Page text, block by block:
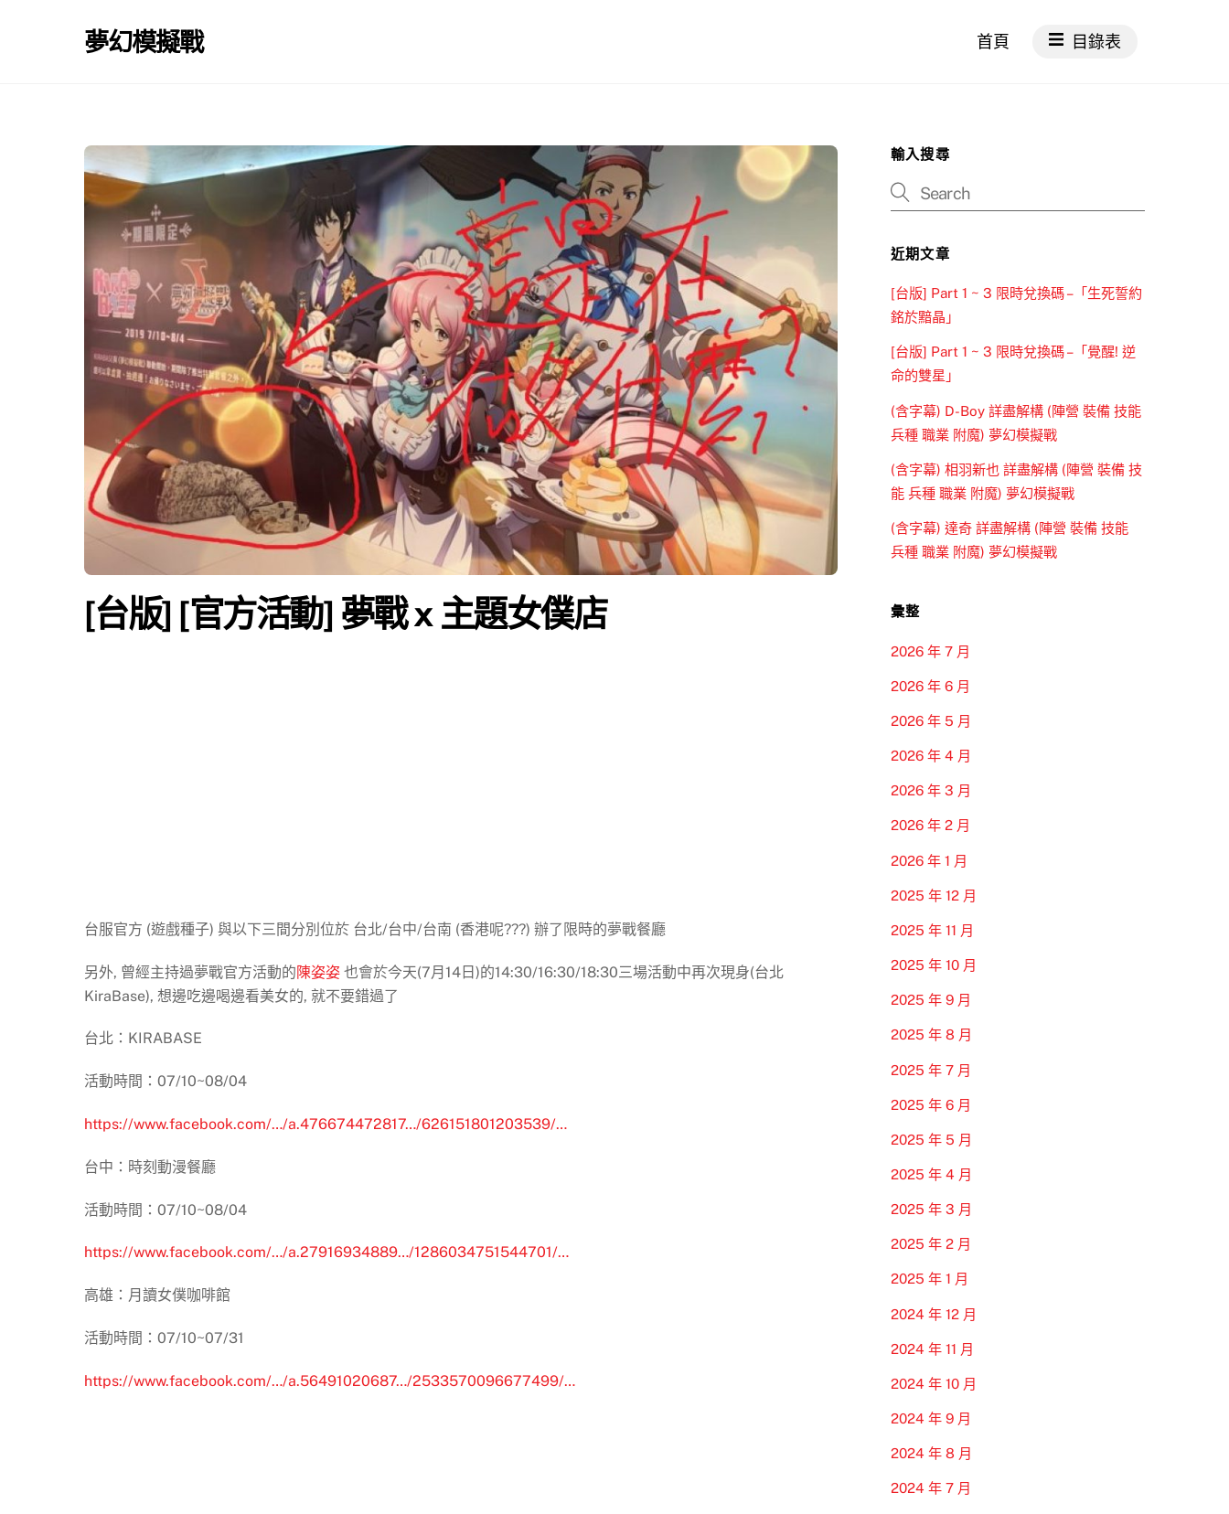
夢幻模擬戰 首頁 目錄表
[台版] [官方活動] 夢戰 x 主題女僕店
台服官方 (遊戲種子) 與以下三間分別位於 台北/台中/台南 (香港呢???) 辦了限時的夢戰餐廳
另外, 曾經主持過夢戰官方活動的陳姿姿 也會於今天(7月14日)的14:30/16:30/18:30三場活動中再次現身(台北
KiraBase), 想邊吃邊喝邊看美女的, 就不要錯過了
台北：KIRABASE
活動時間：07/10~08/04
https://www.facebook.com/…/a.476674472817…/626151801203539/…
台中：時刻動漫餐廳
活動時間：07/10~08/04
https://www.facebook.com/…/a.27916934889…/1286034751544701/…
高雄：月讀女僕咖啡館
活動時間：07/10~07/31
https://www.facebook.com/…/a.56491020687…/2533570096677499/…
輸入搜尋
近期文章
[台版] Part 1 ~ 3 限時兌換碼 –「生死誓約
銘於黯晶」
[台版] Part 1 ~ 3 限時兌換碼 –「覺醒! 逆
命的雙星」
(含字幕) D-Boy 詳盡解構 (陣營 裝備 技能
兵種 職業 附魔) 夢幻模擬戰
(含字幕) 相羽新也 詳盡解構 (陣營 裝備 技
能 兵種 職業 附魔) 夢幻模擬戰
(含字幕) 達奇 詳盡解構 (陣營 裝備 技能
兵種 職業 附魔) 夢幻模擬戰
彙整
2026 年 7 月
2026 年 6 月
2026 年 5 月
2026 年 4 月
2026 年 3 月
2026 年 2 月
2026 年 1 月
2025 年 12 月
2025 年 11 月
2025 年 10 月
2025 年 9 月
2025 年 8 月
2025 年 7 月
2025 年 6 月
2025 年 5 月
2025 年 4 月
2025 年 3 月
2025 年 2 月
2025 年 1 月
2024 年 12 月
2024 年 11 月
2024 年 10 月
2024 年 9 月
2024 年 8 月
2024 年 7 月